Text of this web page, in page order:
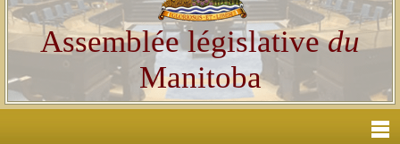
Assemblée législativedu
Manitoba